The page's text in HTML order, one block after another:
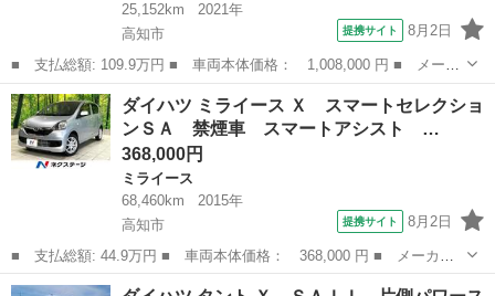
25,152km
2021年
高知市
提携サイト 8月2日
■ 支払総額: 109.9万円 ■ 車両本体価格： 1,008,000 円 ■ メーカ
ー名： ダイハツ ■ 車種名： ムーヴ ■ グレード名： Ｘリミテ
ッドＩＩ ＳＡＩＩＩ ＥＴＣ バックカメラ ナビ ＴＶ クリア
ランスソ...
高知 高知市 ムーヴ
ダイハツ ミライース Ｘ スマートセレクショ
ンＳＡ 禁煙車 スマートアシスト …
368,000円
ミライース
68,460km
2015年
高知市
提携サイト 8月2日
■ 支払総額: 44.9万円 ■ 車両本体価格： 368,000 円 ■ メーカー
名： ダイハツ ■ 車種名： ミライース ■ グレード名： Ｘ ス
高知 高知市 ミライース